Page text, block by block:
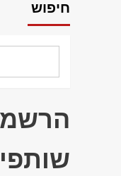
חיפוש